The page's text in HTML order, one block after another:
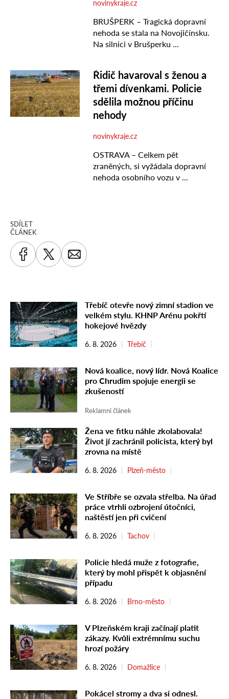
SDÍLET
ČLÁNEK
Třebíč otevře nový zimní stadion ve
velkém stylu. KHNP Arénu pokřtí
hokejové hvězdy
6. 8. 2026 Třebíč
Nová koalice, nový lídr. Nová Koalice
pro Chrudim spojuje energii se
zkušeností
Reklamní článek
Žena ve fitku náhle zkolabovala!
Život jí zachránil policista, který byl
zrovna na místě
6. 8. 2026 Plzeň-město
Ve Stříbře se ozvala střelba. Na úřad
práce vtrhli ozbrojení útočníci,
naštěstí jen při cvičení
6. 8. 2026 Tachov
Policie hledá muže z fotografie,
který by mohl přispět k objasnění
případu
6. 8. 2026 Brno-město
V Plzeňském kraji začínají platit
zákazy. Kvůli extrémnímu suchu
hrozí požáry
6. 8. 2026 Domažlice
Pokácel stromy a dva si odnesl.